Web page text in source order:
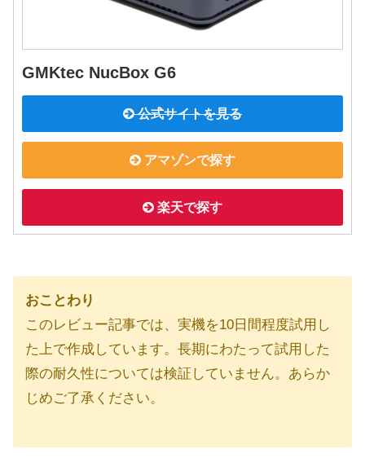
GMKtec NucBox G6
公式サイトを見る
アマゾンで探す
楽天で探す
おことわり
このレビュー記事では、実機を10日間程度試用し
た上で作成しています。長期にわたって試用した
際の耐久性については検証していません。あらか
じめご了承ください。